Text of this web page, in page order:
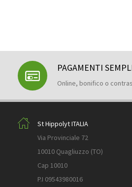
PAGAMENTI
Online, bonifico o
St Hippolyt ITALIA
Via Provinciale 72
10010 Quagliuzzo (TO)
Cap 10010
P.I 09543980016